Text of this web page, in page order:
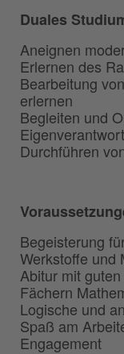
Duales
Aneignen
Erlernen des
Bearbeitung
erlernen
Begleiten und
Durchführen
Begeisterung
Werkstoffe und
Abitur mit
Fächern
Logische und
Spaß am
Engagement